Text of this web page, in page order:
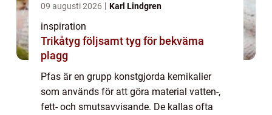
09 augusti 2026 Karl Lindgren
inspiration
Trikåtyg följsamt tyg för bekväma
plagg
Pfas är en grupp konstgjorda kemikalier
som används för att göra material vatten-,
fett- och smutsavvisande. De kallas ofta